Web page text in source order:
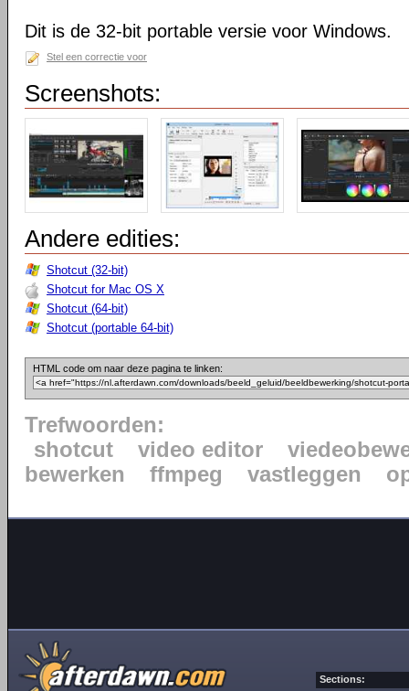
Dit is de 32-bit portable versie voor Windows.
Stel een correctie voor
Screenshots:
Andere edities:
Shotcut (32-bit)
Shotcut for Mac OS X
Shotcut (64-bit)
Shotcut (portable 64-bit)
HTML code om naar deze pagina te linken:
Trefwoorden:
shotcut
video editor
bewerken
ffmpeg vastleggen
Sections: